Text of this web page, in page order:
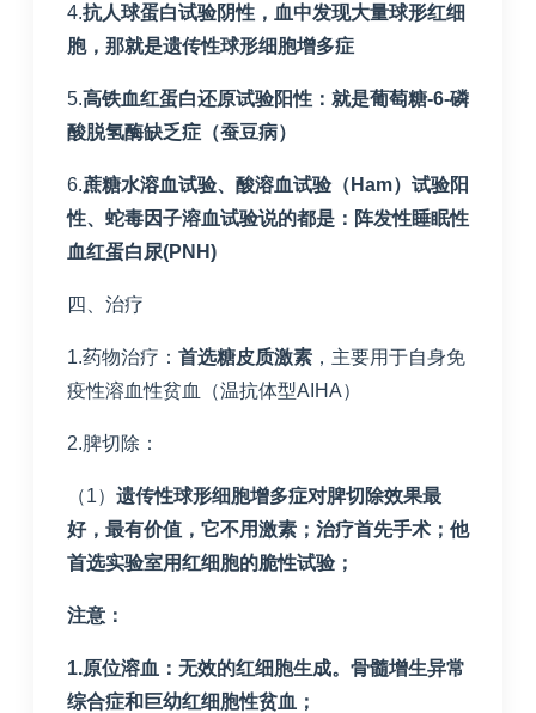
4.抗人球蛋白试验阴性，血中发现大量球形红细
胞，那就是遗传性球形细胞增多症
5.高铁血红蛋白还原试验阳性：就是葡萄糖-6-磷
酸脱氢酶缺乏症（蚕豆病）
6.蔗糖水溶血试验、酸溶血试验（ Ham）试验阳
性、蛇毒因子溶血试验说的都是：阵发性睡眠性
血红蛋白尿(PNH)
四、治疗
1.药物治疗： 首选糖皮质激素 ，主要用于自身免
疫性溶血性贫血（温抗体型AIHA）
2.脾切除：
（1） 遗传性球形细胞增多症对脾切除效果最
好，最有价值，它不用激素；治疗首先手术；他
首选实验室用红细胞的脆性试验；
注意：
1.原位溶血：无效的红细胞生成。骨髓增生异常
综合症和巨幼红细胞性贫血；